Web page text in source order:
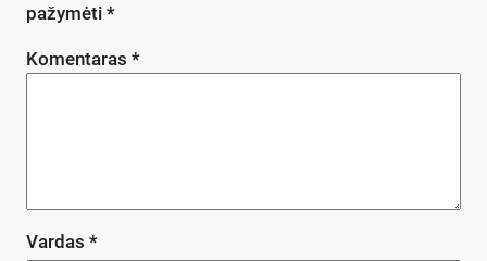
pažymėti *
Komentaras *
Vardas *